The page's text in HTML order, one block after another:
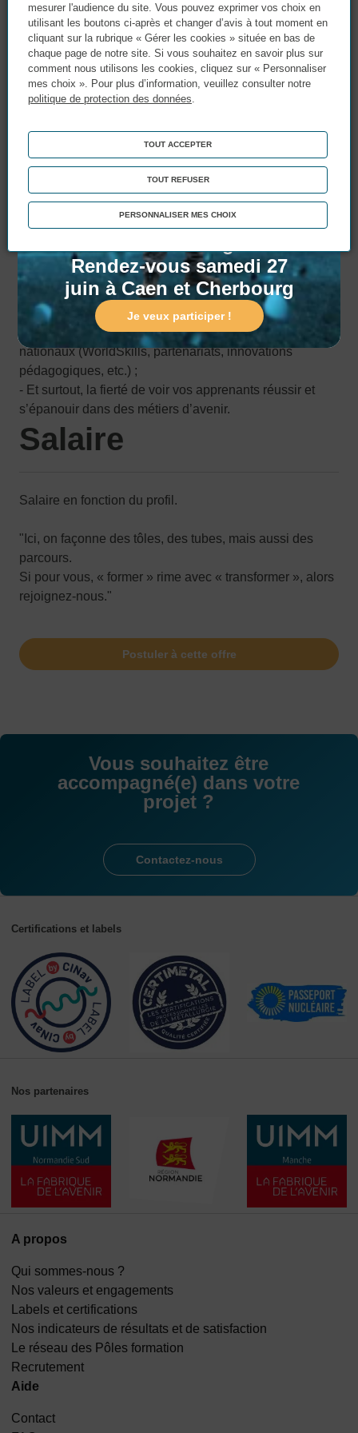
Portes Ouvertes !
Matinée Portes Ouvertes
Rendez-vous samedi 27
juin à Caen et Cherbourg
Je veux participer !
- Posture exemplaire, respect des règles, sens de la
sécurité et de la transmission ;
- Esprit d’équipe, humour bienveillant, et envie de
contribuer à la formation des talents industriels de
demain.
- Un poste en CDI au sein d’un organisme reconnu pour
son excellence pédagogique et son ancrage industriel
- Des locaux et équipements modernes, à la hauteur de
vos ambitions et de celles de vos apprenants ;
- Une équipe soudée (sans jeu de mots) qui valorise
l’innovation et la bonne humeur ;
La possibilité de participer à des projets régionaux et
nationaux (WorldSkills, partenariats, innovations
pédagogiques, etc.) ;
- Et surtout, la fierté de voir vos apprenants réussir et
s’épanouir dans des métiers d’avenir.
Salaire
Salaire en fonction du profil.
"Ici, on façonne des tôles, des tubes, mais aussi des
parcours.
Si pour vous, « former » rime avec « transformer », alors
rejoignez-nous."
Postuler à cette offre
Vous souhaitez être
accompagné(e) dans votre
projet ?
Contactez-nous
A propos
Qui sommes-nous ?
Nos valeurs et engagements
Labels et certifications
Nos indicateurs de résultats et de satisfaction
Le réseau des Pôles formation
Recrutement
Aide
Contact
Certifications et labels
Nos partenaires
mesurer l'audience du site. Vous pouvez exprimer vos choix en
utilisant les boutons ci-après et changer d’avis à tout moment en
cliquant sur la rubrique « Gérer les cookies » située en bas de
chaque page de notre site. Si vous souhaitez en savoir plus sur
comment nous utilisons les cookies, cliquez sur « Personnaliser
mes choix ». Pour plus d’information, veuillez consulter notre
politique de protection des données
TOUT ACCEPTER
TOUT REFUSER
PERSONNALISER MES CHOIX